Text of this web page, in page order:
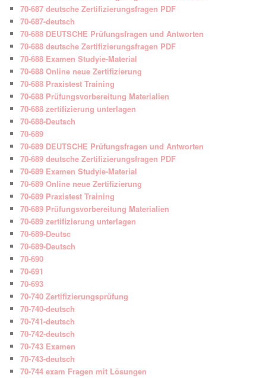
70-687 deutsche Zertifizierungsfragen PDF
70-687-deutsch
70-688 DEUTSCHE Prüfungsfragen und Antworten
70-688 deutsche Zertifizierungsfragen PDF
70-688 Examen Studyie-Material
70-688 Online neue Zertifizierung
70-688 Praxistest Training
70-688 Prüfungsvorbereitung Materialien
70-688 zertifizierung unterlagen
70-688-Deutsch
70-689
70-689 DEUTSCHE Prüfungsfragen und Antworten
70-689 deutsche Zertifizierungsfragen PDF
70-689 Examen Studyie-Material
70-689 Online neue Zertifizierung
70-689 Praxistest Training
70-689 Prüfungsvorbereitung Materialien
70-689 zertifizierung unterlagen
70-689-Deutsc
70-689-Deutsch
70-690
70-691
70-693
70-740 Zertifizierungsprüfung
70-740-deutsch
70-741-deutsch
70-742-deutsch
70-743 Examen
70-743-deutsch
70-744 exam Fragen mit Lösungen